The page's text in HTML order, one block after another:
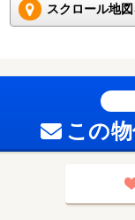
スクロール地
この